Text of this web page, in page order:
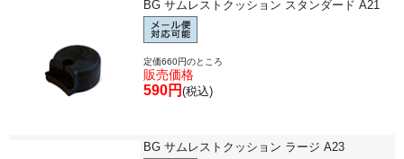
BG サムレストクッション スタンダード A21
定価660円のところ
販売価格
590円 (税込)
BG サムレストクッション ラージ A23